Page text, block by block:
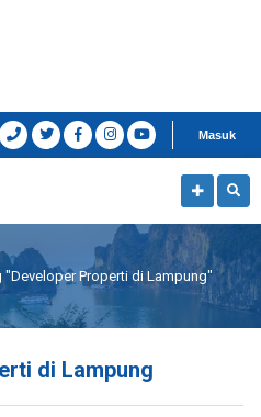
Masuk
"Developer Properti di Lampung"
di Lampung